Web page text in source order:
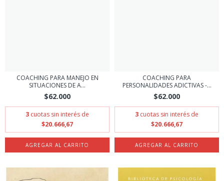
COACHING PARA MANEJO EN
SITUACIONES DE A...
$62.000
3 cuotas sin interés de
$20.666,67
COACHING PARA
PERSONALIDADES ADICTIVAS -...
$62.000
3 cuotas sin interés de
$20.666,67